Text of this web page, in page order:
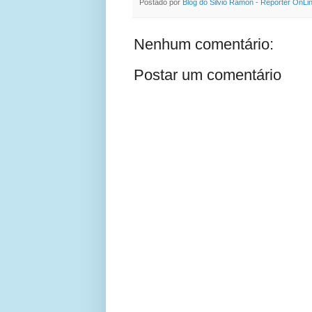
Postado por Blog do Silvio Ramon - Reporter
Nenhum comentário:
Postar um comentário